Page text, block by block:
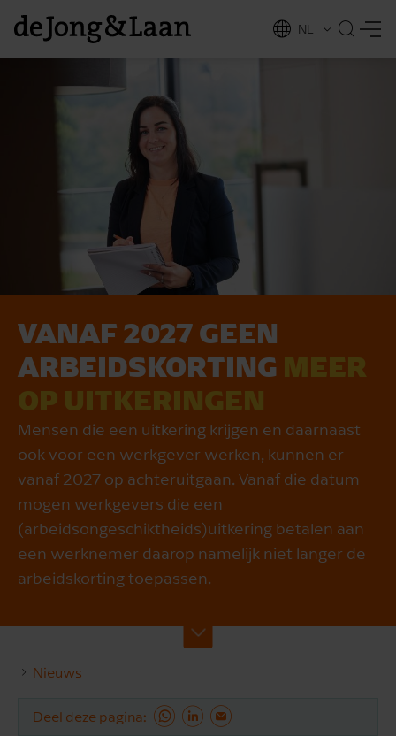
NL
VANAF 2027 GEEN
ARBEIDS­KORTING MEER
OP UITKERINGEN
Mensen die een uitkering krijgen en daarnaast
ook voor een werkgever werken, kunnen er
vanaf 2027 op achteruitgaan. Vanaf die datum
mogen werkgevers die een
(arbeidsongeschiktheids)uitkering betalen aan
een werknemer daarop namelijk niet langer de
arbeidskorting toepassen.
Nieuws
Deel deze pagina